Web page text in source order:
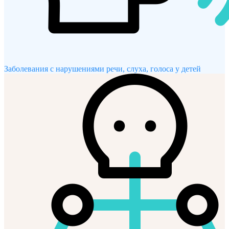
Заболевания с нарушениями речи, слуха, голоса у детей